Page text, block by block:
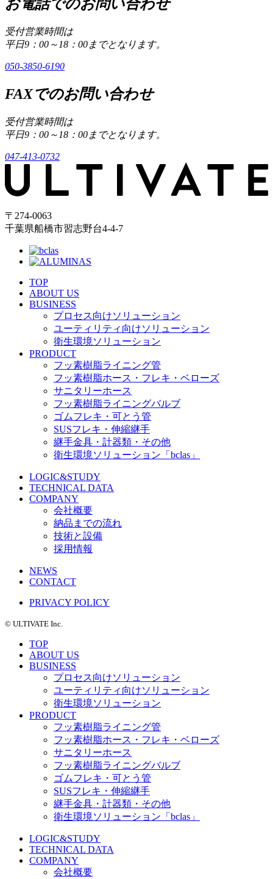
お電話でのお問い合わせ
受付営業時間は
平日9：00～18：00までとなります。
050-3850-6190
FAXでのお問い合わせ
受付営業時間は
平日9：00～18：00までとなります。
047-413-0732
〒274-0063
千葉県船橋市習志野台4-4-7
TOP
ABOUT US
BUSINESS
プロセス向けソリューション
ユーティリティ向けソリューション
衛生環境ソリューション
PRODUCT
フッ素樹脂ライニング管
フッ素樹脂ホース・フレキ・ベローズ
サニタリーホース
フッ素樹脂ライニングバルブ
ゴムフレキ・可とう管
SUSフレキ・伸縮継手
継手金具・計器類・その他
衛生環境ソリューション「bclas」
LOGIC&STUDY
TECHNICAL DATA
COMPANY
会社概要
納品までの流れ
技術と設備
採用情報
NEWS
CONTACT
PRIVACY POLICY
©️ ULTIVATE Inc.
TOP
ABOUT US
BUSINESS
プロセス向けソリューション
ユーティリティ向けソリューション
衛生環境ソリューション
PRODUCT
フッ素樹脂ライニング管
フッ素樹脂ホース・フレキ・ベローズ
サニタリーホース
フッ素樹脂ライニングバルブ
ゴムフレキ・可とう管
SUSフレキ・伸縮継手
継手金具・計器類・その他
衛生環境ソリューション「bclas」
LOGIC&STUDY
TECHNICAL DATA
COMPANY
会社概要